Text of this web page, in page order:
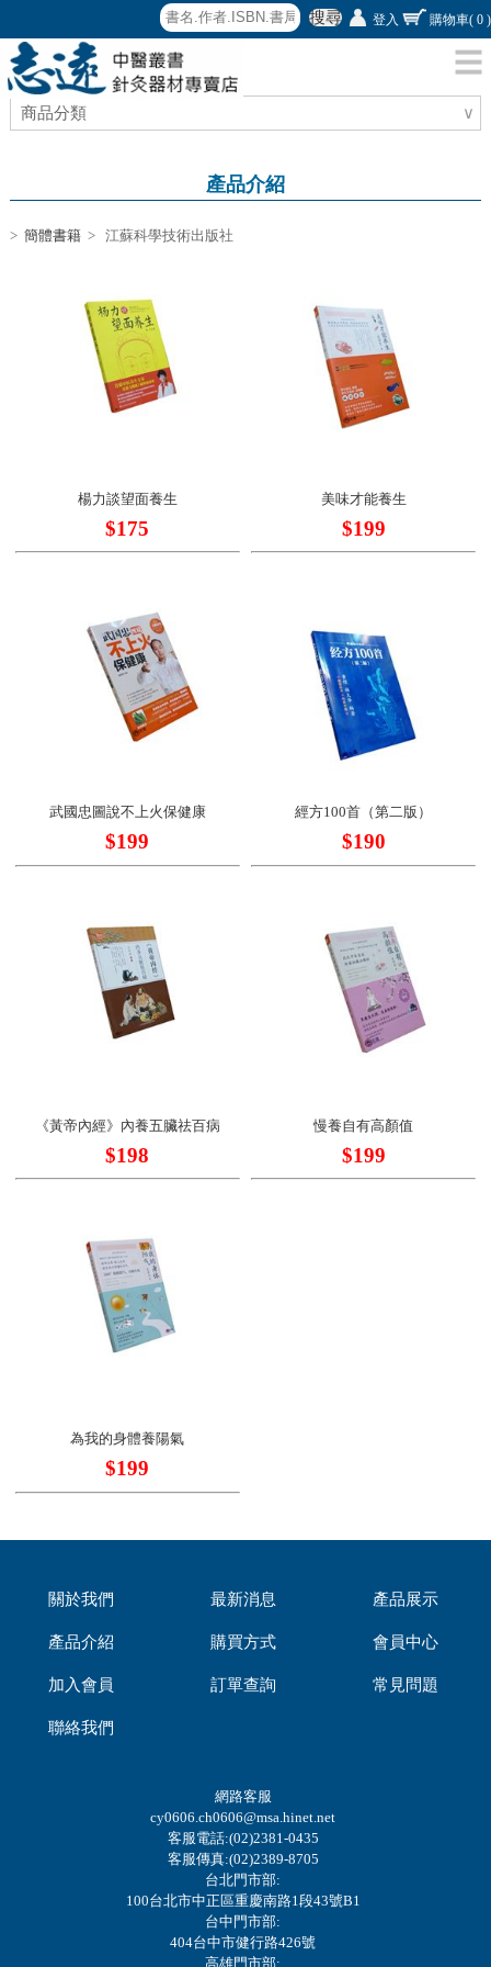
搜尋 登入 購物車( 0 )
商品分類 ∨
產品介紹
> 簡體書籍> 江蘇科學技術出版社
楊力談望面養生
$175
美味才能養生
$199
武國忠圖說不上火保健康
$199
經方100首（第二版）
$190
《黃帝內經》內養五臟祛百病
$198
慢養自有高顏值
$199
為我的身體養陽氣
$199
關於我們 最新消息 產品展示
產品介紹 購買方式 會員中心
加入會員 訂單查詢 常見問題
聯絡我們
網路客服
cy0606.ch0606@msa.hinet.net
客服電話:(02)2381-0435
客服傳真:(02)2389-8705
台北門市部:
100台北市中正區重慶南路1段43號B1
台中門市部:
404台中市健行路426號
高雄門市部: